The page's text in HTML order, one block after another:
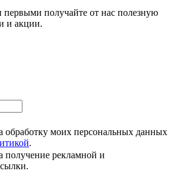
первыми получайте от нас полезную
и акции.
обработку моих персональных данных
.
получение рекламной и